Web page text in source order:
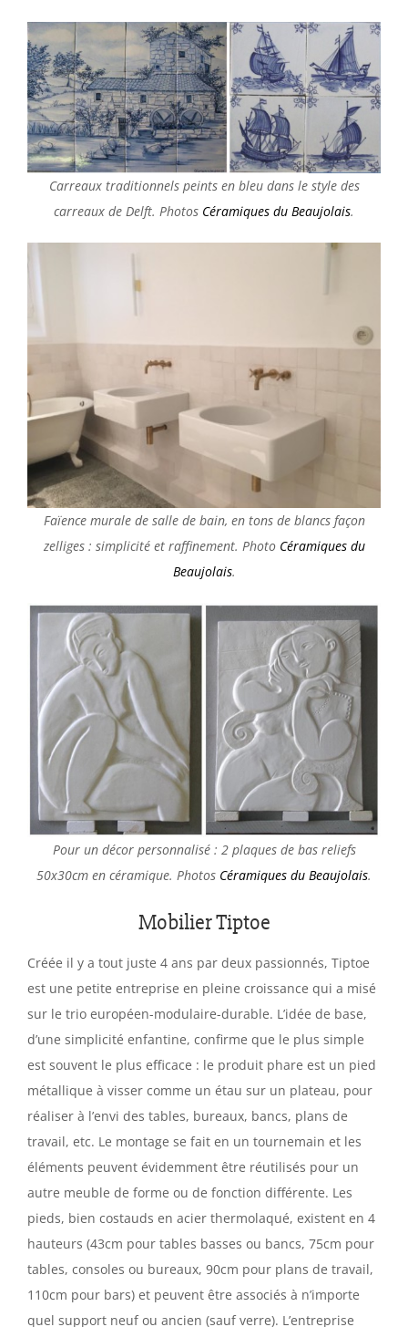
Carreaux traditionnels peints en bleu dans le style des
carreaux de Delft. Photos Céramiques du Beaujolais.
Faïence murale de salle de bain, en tons de blancs façon
zelliges : simplicité et raffinement. Photo Céramiques du
Beaujolais.
Pour un décor personnalisé : 2 plaques de bas reliefs
50x30cm en céramique. Photos Céramiques du Beaujolais.
Mobilier Tiptoe
Créée il y a tout juste 4 ans par deux passionnés, Tiptoe
est une petite entreprise en pleine croissance qui a misé
sur le trio européen-modulaire-durable. L’idée de base,
d’une simplicité enfantine, confirme que le plus simple
est souvent le plus efficace : le produit phare est un pied
métallique à visser comme un étau sur un plateau, pour
réaliser à l’envi des tables, bureaux, bancs, plans de
travail, etc. Le montage se fait en un tournemain et les
éléments peuvent évidemment être réutilisés pour un
autre meuble de forme ou de fonction différente. Les
pieds, bien costauds en acier thermolaqué, existent en 4
hauteurs (43cm pour tables basses ou bancs, 75cm pour
tables, consoles ou bureaux, 90cm pour plans de travail,
110cm pour bars) et peuvent être associés à n’importe
quel support neuf ou ancien (sauf verre). L’entreprise